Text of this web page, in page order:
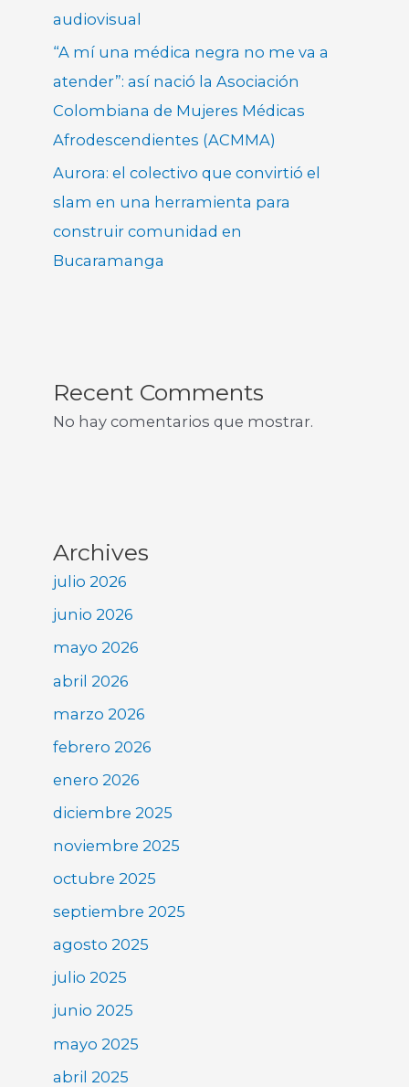
audiovisual
“A mí una médica negra no me va a
atender”: así nació la Asociación
Colombiana de Mujeres Médicas
Afrodescendientes (ACMMA)
Aurora: el colectivo que convirtió el
slam en una herramienta para
construir comunidad en
Bucaramanga
Recent Comments
No hay comentarios que mostrar.
Archives
julio 2026
junio 2026
mayo 2026
abril 2026
marzo 2026
febrero 2026
enero 2026
diciembre 2025
noviembre 2025
octubre 2025
septiembre 2025
agosto 2025
julio 2025
junio 2025
mayo 2025
abril 2025